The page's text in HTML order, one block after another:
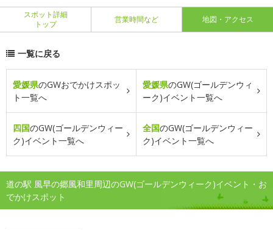
スポット詳細
トップ
営業時間など 地図・アクセス
一覧に戻る
愛媛県のGWおでかけスポッ
ト一覧へ
愛媛県のGW(ゴールデンウィ
ーク)イベント一覧へ
四国のGW(ゴールデンウィー
ク)イベント一覧へ
全国のGW(ゴールデンウィー
ク)イベント一覧へ
道の駅 風早の郷風和里周辺のGW(ゴールデンウィーク)イベント・お
でかけスポット